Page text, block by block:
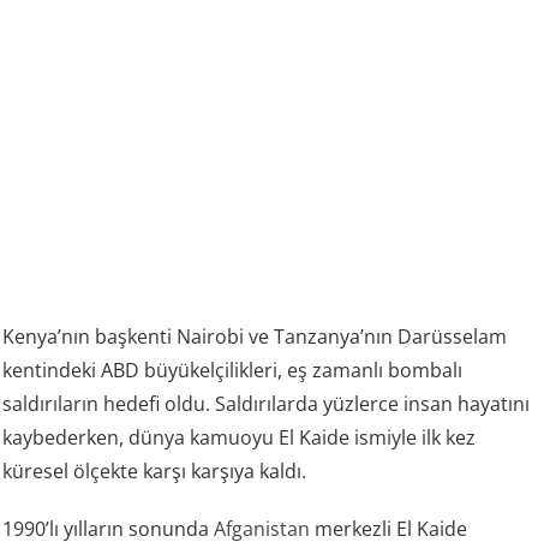
Kenya’nın başkenti Nairobi ve Tanzanya’nın Darüsselam
kentindeki ABD büyükelçilikleri, eş zamanlı bombalı
saldırıların hedefi oldu. Saldırılarda yüzlerce insan hayatını
kaybederken, dünya kamuoyu El Kaide ismiyle ilk kez
küresel ölçekte karşı karşıya kaldı.
1990’lı yılların sonundaAfganistan merkezli El Kaide